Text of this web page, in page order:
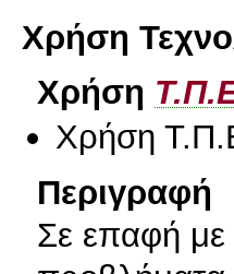
Χρήση
Χρήση
Χρήση
Περιγραφή
Σε επαφή με